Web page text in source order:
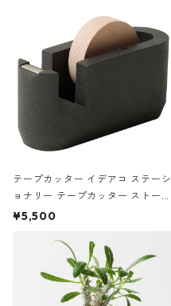
テープカッター イデアコ ステーシ
ョナリー テープカッター ストーン
サンドカラー 石調 ideaco Station
¥5,500